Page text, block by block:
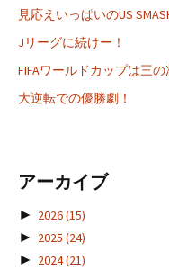
見応えいっぱいのUS
Jリーグに続けー！
FIFAワールドカップは三
大逆転での優勝劇！
アーカイブ
► 2026(15)
► 2025 (24)
► 2024(21)